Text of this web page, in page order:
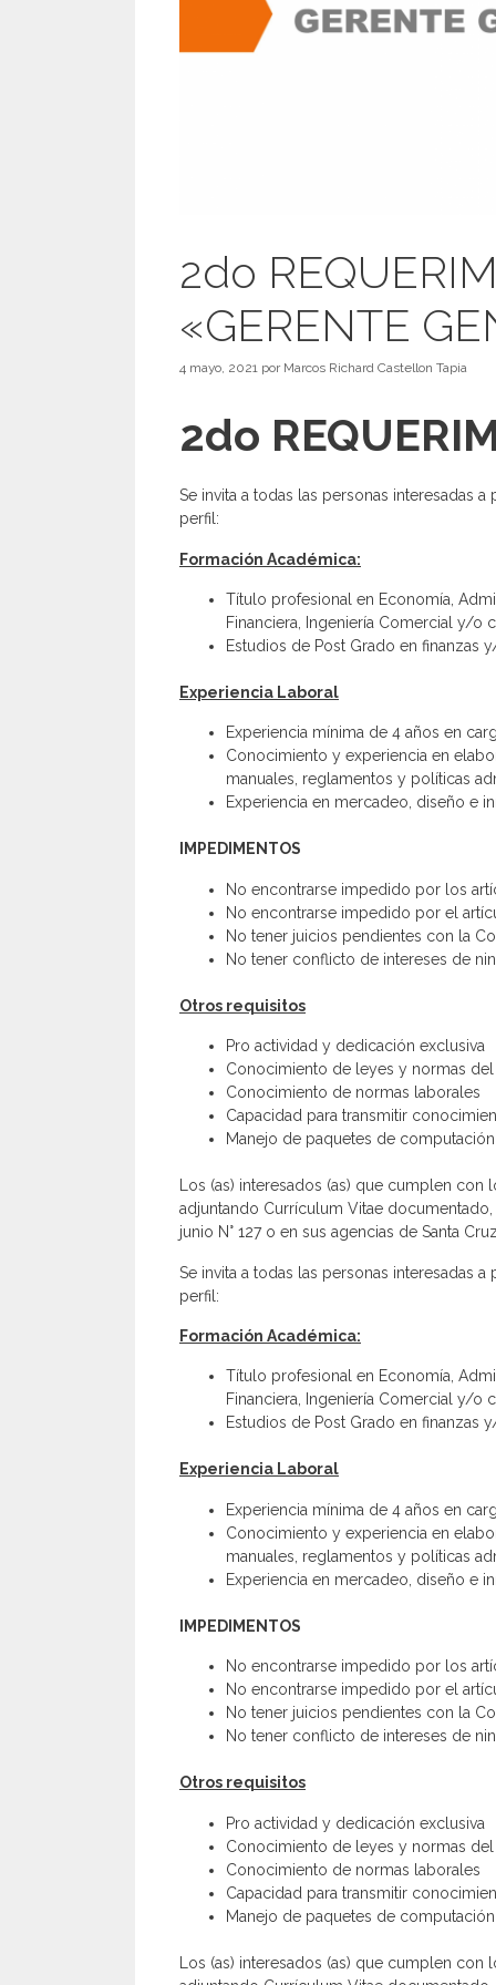
2do
«GERENTE
4 mayo, 2021 por Marcos Richard Castellon Tapia
2do
Se invita a todas las personas interesadas
perfil:
Formación Académica:
Título profesional en Economía,
Financiera, Ingeniería Comercial y/o
Estudios de Post Grado en finanzas
Experiencia Laboral
Experiencia mínima de 4 años en
Conocimiento y experiencia en
manuales, reglamentos y políticas
Experiencia en mercadeo, diseño e
IMPEDIMENTOS
No encontrarse impedido por los
No encontrarse impedido por el
No tener juicios pendientes con la
No tener conflicto de intereses de
Otros requisitos
Pro actividad y dedicación exclusiva
Conocimiento de leyes y normas del
Conocimiento de normas laborales
Capacidad para transmitir
Manejo de paquetes de
Los (as) interesados (as) que cumplen
adjuntando Currículum Vitae
junio N° 127 o en sus agencias de Santa
Se invita a todas las personas interesadas
perfil:
Formación Académica:
Título profesional en Economía,
Financiera, Ingeniería Comercial y/o
Estudios de Post Grado en finanzas
Experiencia Laboral
Experiencia mínima de 4 años en
Conocimiento y experiencia en
manuales, reglamentos y políticas
Experiencia en mercadeo, diseño e
IMPEDIMENTOS
No encontrarse impedido por los
No encontrarse impedido por el
No tener juicios pendientes con la
No tener conflicto de intereses de
Otros requisitos
Pro actividad y dedicación exclusiva
Conocimiento de leyes y normas del
Conocimiento de normas laborales
Capacidad para transmitir
Manejo de paquetes de
Los (as) interesados (as) que cumplen